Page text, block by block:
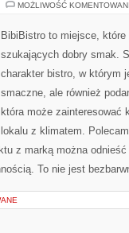
MOŻLIWOŚĆ
BibiBistro to miejsce,
szukających dobry smak.
charakter bistro, w którym
smaczne, ale również
która może zainteresować
lokalu z klimatem.
z marką można
To nie jest